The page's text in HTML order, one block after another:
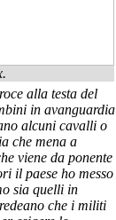
alla testa del
in avanguardia
alcuni cavalli o
che mena a
viene da ponente
il paese ho messo
sia quelli in
che i militi